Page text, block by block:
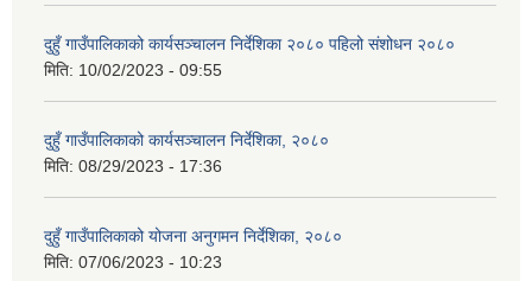
दुहुँ गाउँपालिकाको कार्यसञ्चालन निर्देशिका २०८० पहिलो संशोधन २०८०
मिति: 10/02/2023 - 09:55
दुहुँ गाउँपालिकाको कार्यसञ्चालन निर्देशिका, २०८०
मिति: 08/29/2023 - 17:36
दुहुँ गाउँपालिकाको योजना अनुगमन निर्देशिका, २०८०
मिति: 07/06/2023 - 10:23